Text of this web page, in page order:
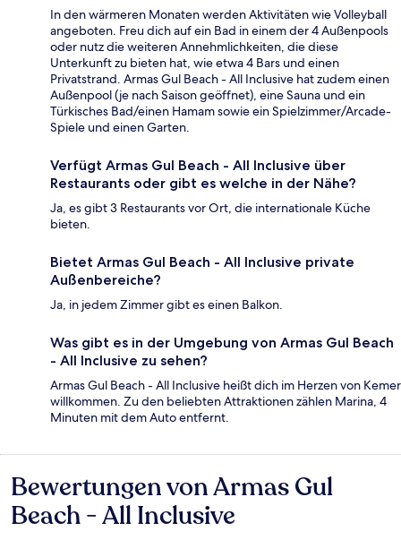
In den wärmeren Monaten werden Aktivitäten wie Volleyball
angeboten. Freu dich auf ein Bad in einem der 4 Außenpools
oder nutz die weiteren Annehmlichkeiten, die diese
Unterkunft zu bieten hat, wie etwa 4 Bars und einen
Privatstrand. Armas Gul Beach - All Inclusive hat zudem einen
Außenpool (je nach Saison geöffnet), eine Sauna und ein
Türkisches Bad/einen Hamam sowie ein Spielzimmer/Arcade-
Spiele und einen Garten.
Verfügt Armas Gul Beach - All Inclusive über
Restaurants oder gibt es welche in der Nähe?
Ja, es gibt 3 Restaurants vor Ort, die internationale Küche
bieten.
Bietet Armas Gul Beach - All Inclusive private
Außenbereiche?
Ja, in jedem Zimmer gibt es einen Balkon.
Was gibt es in der Umgebung von Armas Gul Beach
- All Inclusive zu sehen?
Armas Gul Beach - All Inclusive heißt dich im Herzen von Kemer
willkommen. Zu den beliebten Attraktionen zählen Marina, 4
Minuten mit dem Auto entfernt.
Bewertungen
Bewertungen von Armas Gul
Beach - All Inclusive